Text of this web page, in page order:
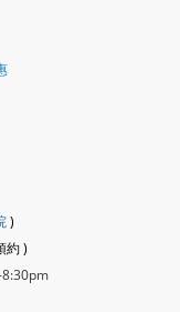
)
約 )